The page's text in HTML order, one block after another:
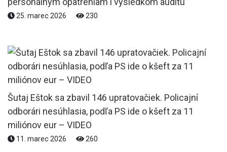
25. marec 2026 230
Šutaj Eštok sa zbavil 146 upratovačiek. Policajní
odborári nesúhlasia, podľa PS ide o kšeft za 11
miliónov eur – VIDEO
11. marec 2026 260